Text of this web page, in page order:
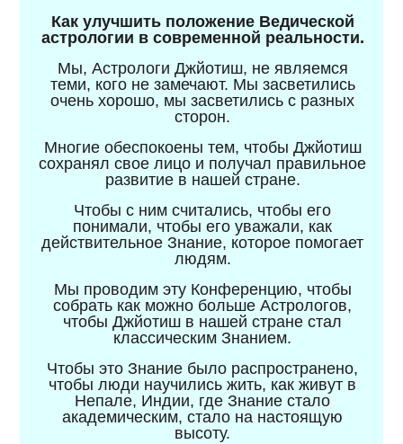
Как улучшить положение Ведической
астрологии в современной реальности.
Мы, Астрологи Джйотиш, не являемся
теми, кого не замечают. Мы засветились
очень хорошо, мы засветились с разных
сторон.
Многие обеспокоены тем, чтобы Джйотиш
сохранял свое лицо и получал правильное
развитие в нашей стране.
Чтобы с ним считались, чтобы его
понимали, чтобы его уважали, как
действительное Знание, которое помогает
людям.
Мы проводим эту Конференцию, чтобы
собрать как можно больше Астрологов,
чтобы Джйотиш в нашей стране стал
классическим Знанием.
Чтобы это Знание было распространено,
чтобы люди научились жить, как живут в
Непале, Индии, где Знание стало
академическим, стало на настоящую
высоту.